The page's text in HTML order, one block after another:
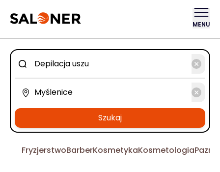
MENU
Szukaj
FryzjerstwoBarberKosmetykaKosmetologia